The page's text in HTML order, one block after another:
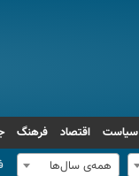
سیاست اقتصاد فرهنگ
همه‌ی سال‌ها